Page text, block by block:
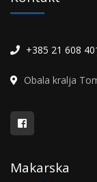
+385 21 608
Obala kralja
Makarska